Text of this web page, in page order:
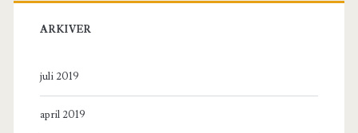
ARKIVER
juli 2019
april 2019